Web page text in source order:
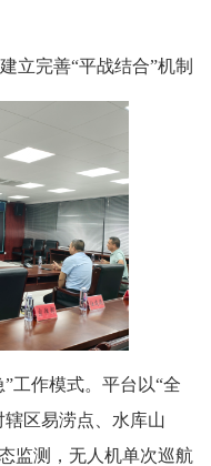
完善“平战结合”机制
作模式。平台以“全
区易涝点、水库山
监测，无人机单次巡航